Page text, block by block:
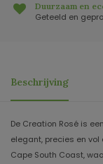
Duurzaam en
Geteeld en
Beschrijving
De Creation Rosé is
elegant, precies en vol
Cape South Coast,